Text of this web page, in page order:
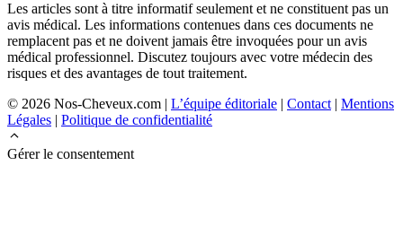
Les articles sont à titre informatif seulement et ne constituent pas un
avis médical. Les informations contenues dans ces documents ne
remplacent pas et ne doivent jamais être invoquées pour un avis
médical professionnel. Discutez toujours avec votre médecin des
risques et des avantages de tout traitement.
© 2026 Nos-Cheveux.com | L’équipe éditoriale | Contact | Mentions
Légales | Politique de confidentialité
Gérer le consentement